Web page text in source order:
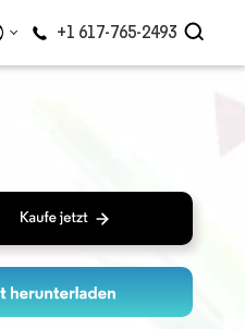
+1 617-765-2493